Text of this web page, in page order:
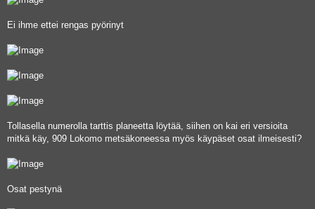
Ei ihme ettei rengas pyörinyt
Tollasella numerolla tarttis planeetta löytää, siihen on kai eri versioita
mitkä käy, 909 Lokomo metsäkoneessa myös käypäset osat ilmeisesti?
Osat pestynä